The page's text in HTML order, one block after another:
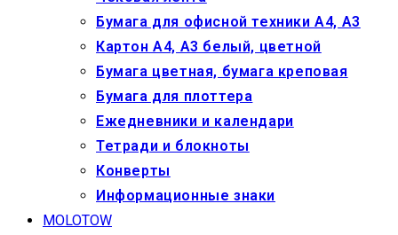
Бумага для офисной техники А4, А3
Картон А4, А3 белый, цветной
Бумага цветная, бумага креповая
Бумага для плоттера
Ежедневники и календари
Тетради и блокноты
Конверты
Информационные знаки
MOLOTOW